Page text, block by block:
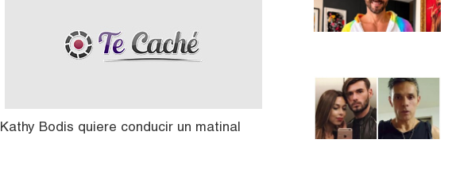
Kathy Bodis quiere conducir un matinal